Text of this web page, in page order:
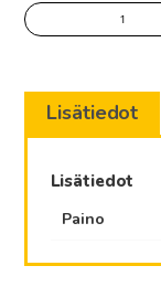
Hunaja-
Suihkugeeli
ml
Aloe
vera
Lisätiedot
Lisätiedot
Paino